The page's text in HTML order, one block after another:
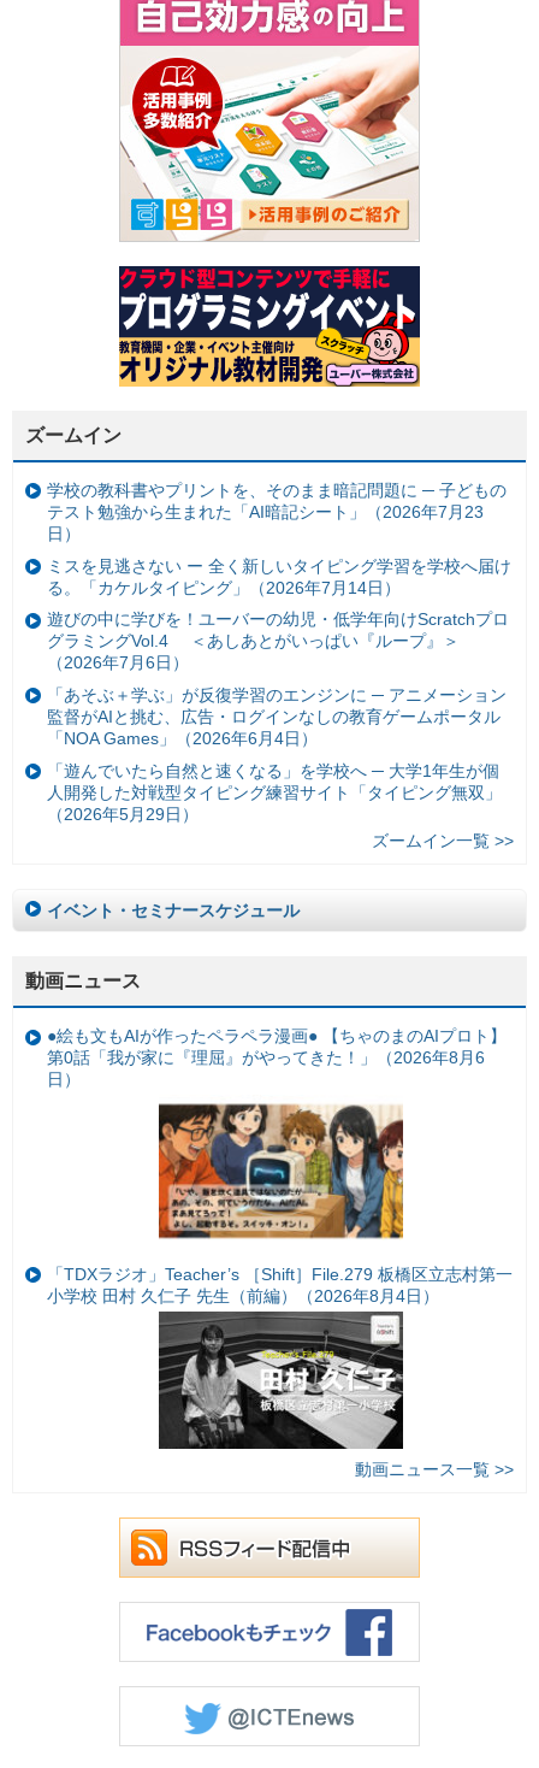
ズームイン
学校の教科書やプリントを、そのまま暗記問題に ─ 子どもの
テスト勉強から生まれた「AI暗記シート」（2026年7月23
日）
ミスを見逃さない ー 全く新しいタイピング学習を学校へ届け
る。「カケルタイピング」（2026年7月14日）
遊びの中に学びを！ユーバーの幼児・低学年向けScratchプロ
グラミングVol.4 ＜あしあとがいっぱい『ループ』＞
（2026年7月6日）
「あそぶ＋学ぶ」が反復学習のエンジンに ─ アニメーション
監督がAIと挑む、広告・ログインなしの教育ゲームポータル
「NOA Games」（2026年6月4日）
「遊んでいたら自然と速くなる」を学校へ ─ 大学1年生が個
人開発した対戦型タイピング練習サイト「タイピング無双」
（2026年5月29日）
ズームイン一覧 >>
イベント・セミナースケジュール
動画ニュース
●絵も文もAIが作ったペラペラ漫画● 【ちゃのまのAIプロト】
第0話「我が家に『理屈』がやってきた！」（2026年8月6
日）
「TDXラジオ」Teacher’s ［Shift］File.279 板橋区立志村第一
小学校 田村 久仁子 先生（前編）（2026年8月4日）
動画ニュース一覧 >>